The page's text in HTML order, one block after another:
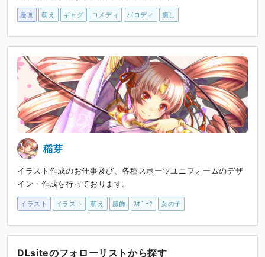
漫画 萌え ギャグ コメディ パロディ 癒し
稲芽
イラスト作成のお仕事及び、各種スポーツユニフォームのデザ
イン・作成を行っております。
イラスト イラスト 萌え 服飾 ｽﾎﾟｰﾂ 女の子
DLsiteのフォローリストから探す